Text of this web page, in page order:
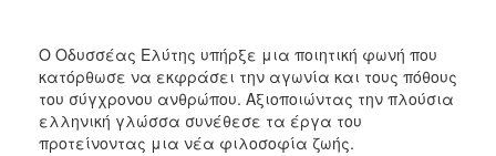
Ο Οδυσσέας Ελύτης υπήρξε μια ποιητική φωνή που
κατόρθωσε να εκφράσει την αγωνία και τους πόθους
του σύγχρονου ανθρώπου. Αξιοποιώντας την πλούσια
ελληνική γλώσσα συνέθεσε τα έργα του
προτείνοντας μια νέα φιλοσοφία ζωής.